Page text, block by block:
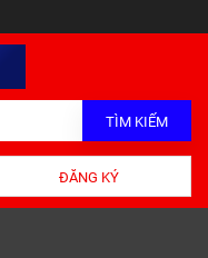
TÌM KIẾM
ĐĂNG KÝ